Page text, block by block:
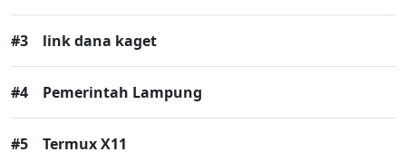
#3 link dana kaget
#4 Pemerintah Lampung
#5 Termux X11